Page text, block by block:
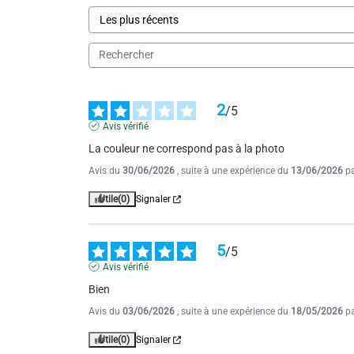
2/5
Avis vérifié
La couleur ne correspond pas à la photo
Avis du 30/06/2026 , suite à une expérience du 13/06/2026
Utile(0) Signaler
5/5
Avis vérifié
Bien
Avis du 03/06/2026 , suite à une expérience du 18/05/2026
Utile(0) Signaler